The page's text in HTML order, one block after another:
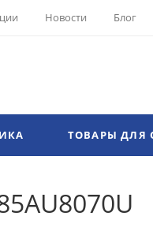
Новости Блог
ТОВАРЫ ДЛЯ